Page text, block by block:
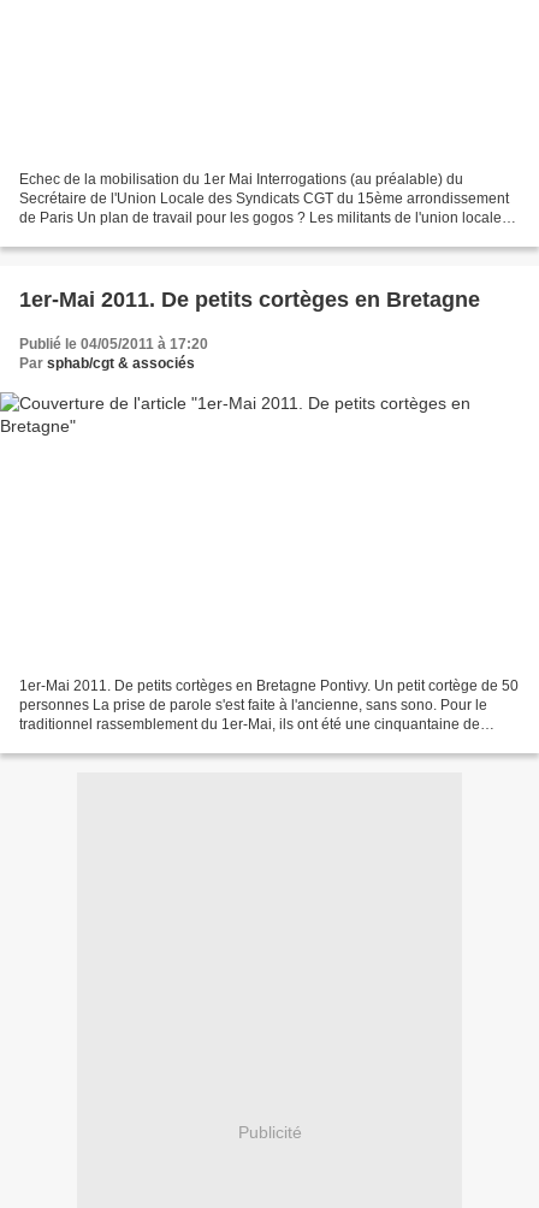
Echec de la mobilisation du 1er Mai Interrogations (au préalable) du
Secrétaire de l'Union Locale des Syndicats CGT du 15ème arrondissement
de Paris Un plan de travail pour les gogos ? Les militants de l'union locale
1er-Mai 2011. De petits cortèges en Bretagne
Publié le 04/05/2011 à 17:20
Par sphab/cgt & associés
1er-Mai 2011. De petits cortèges en Bretagne Pontivy. Un petit cortège de 50
personnes La prise de parole s'est faite à l'ancienne, sans sono. Pour le
traditionnel rassemblement du 1er-Mai, ils ont été une cinquantaine de
Publicité